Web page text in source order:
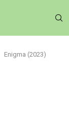
Enigma (2023)